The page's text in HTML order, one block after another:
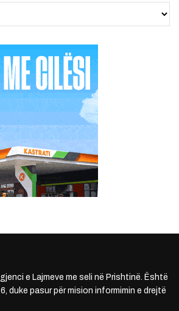
e Lajmeve me seli në Prishtinë. Është
duke pasur për mision informimin e drejtë